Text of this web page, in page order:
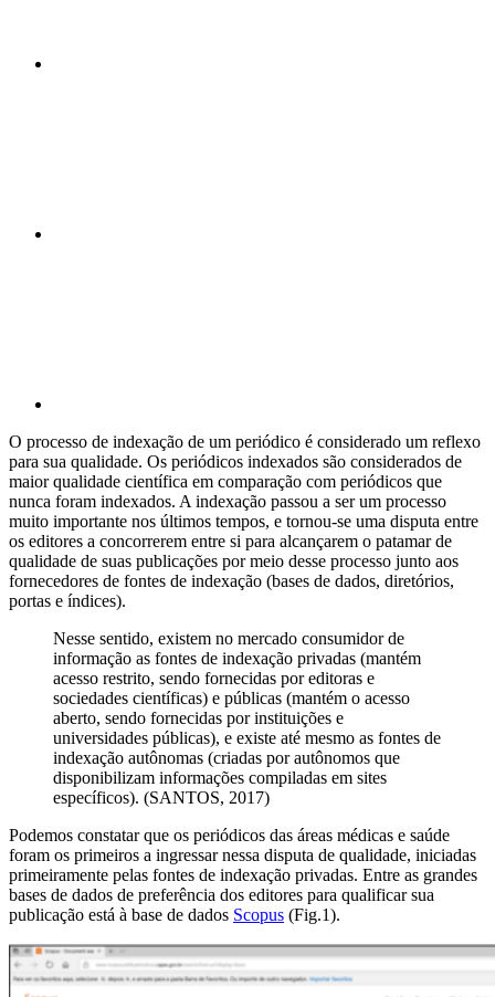
O processo de indexação de um periódico é considerado um reflexo
para sua qualidade. Os periódicos indexados são considerados de
maior qualidade científica em comparação com periódicos que
nunca foram indexados. A indexação passou a ser um processo
muito importante nos últimos tempos, e tornou-se uma disputa entre
os editores a concorrerem entre si para alcançarem o patamar de
qualidade de suas publicações por meio desse processo junto aos
fornecedores de fontes de indexação (bases de dados, diretórios,
portas e índices).
Nesse sentido, existem no mercado consumidor de
informação as fontes de indexação privadas (mantém
acesso restrito, sendo fornecidas por editoras e
sociedades científicas) e públicas (mantém o acesso
aberto, sendo fornecidas por instituições e
universidades públicas), e existe até mesmo as fontes de
indexação autônomas (criadas por autônomos que
disponibilizam informações compiladas em sites
específicos). (SANTOS, 2017)
Podemos constatar que os periódicos das áreas médicas e saúde
foram os primeiros a ingressar nessa disputa de qualidade, iniciadas
primeiramente pelas fontes de indexação privadas. Entre as grandes
bases de dados de preferência dos editores para qualificar sua
publicação está à base de dados Scopus (Fig.1).